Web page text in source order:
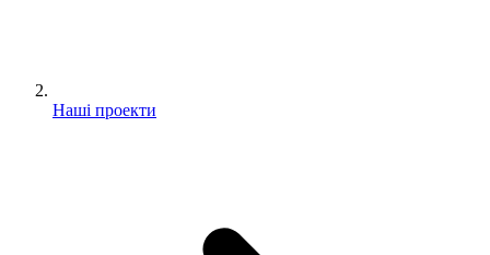
Наші проекти